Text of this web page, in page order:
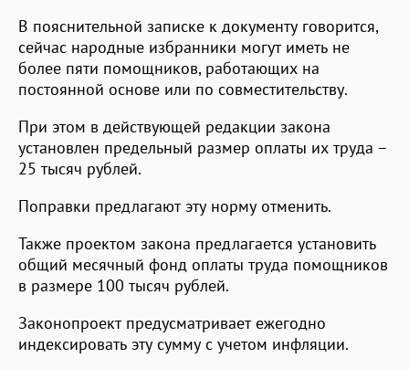
В пояснительной записке к документу говорится,
сейчас народные избранники могут иметь не
более пяти помощников, работающих на
постоянной основе или по совместительству.
При этом в действующей редакции закона
установлен предельный размер оплаты их труда –
25 тысяч рублей.
Поправки предлагают эту норму отменить.
Также проектом закона предлагается установить
общий месячный фонд оплаты труда помощников
в размере 100 тысяч рублей.
Законопроект предусматривает ежегодно
индексировать эту сумму с учетом инфляции.